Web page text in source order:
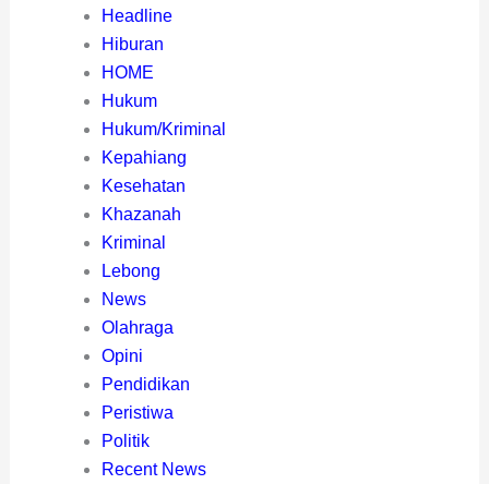
Headline
Hiburan
HOME
Hukum
Hukum/Kriminal
Kepahiang
Kesehatan
Khazanah
Kriminal
Lebong
News
Olahraga
Opini
Pendidikan
Peristiwa
Politik
Recent News